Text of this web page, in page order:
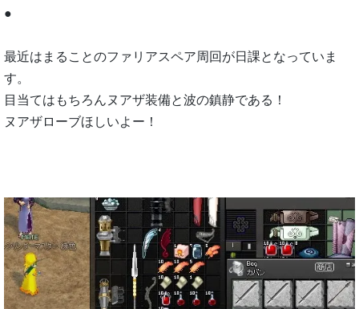
●
最近はまることのファリアスペア周回が日課となっていま
す。
目当てはもちろんヌアザ装備と波の鎮静である！
ヌアザローブほしいよー！